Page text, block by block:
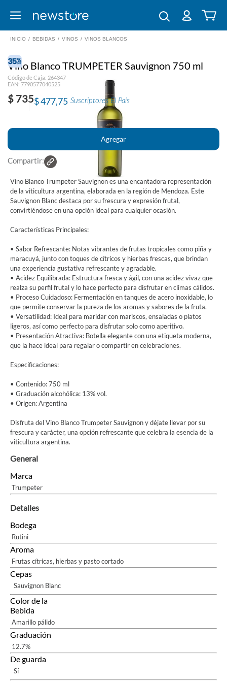
INICIO / BEBIDAS / VINOS / VINOS BLANCOS
Vino Blanco TRUMPETER Sauvignon 750 ml
Código de Caja: 264347
EAN: 7790577040525
$ 735 Suscriptores El País
$ 477,75
Compartir:
Vino Blanco Trumpeter Sauvignon es una encantadora representación
de la viticultura argentina, elaborada en la región de Mendoza. Este
Sauvignon Blanc destaca por su frescura y expresión frutal,
convirtiéndose en una opción ideal para cualquier ocasión.
Características Principales:
• Sabor Refrescante: Notas vibrantes de frutas tropicales como piña y
maracuyá, junto con toques de cítricos y hierbas frescas, que brindan
una experiencia gustativa refrescante y agradable.
• Acidez Equilibrada: Estructura fresca y ágil, con una acidez vivaz que
realza su perfil frutal y lo hace perfecto para disfrutar en climas cálidos.
• Proceso Cuidadoso: Fermentación en tanques de acero inoxidable, lo
que permite conservar la pureza de los aromas y sabores de la fruta.
• Versatilidad: Ideal para maridar con mariscos, ensaladas o platos
ligeros, así como perfecto para disfrutar solo como aperitivo.
• Presentación Atractiva: Botella elegante con una etiqueta moderna,
que la hace ideal para regalar o compartir en celebraciones.
Especificaciones:
• Contenido: 750 ml
• Graduación alcohólica: 13% vol.
• Origen: Argentina
Disfruta del Vino Blanco Trumpeter Sauvignon y déjate llevar por su
frescura y carácter, una opción refrescante que celebra la esencia de la
viticultura argentina.
General
Marca
Trumpeter
Detalles
Bodega
Rutini
Aroma
Frutas cítricas, hierbas y pasto cortado
Cepas
Sauvignon Blanc
Color de la
Bebida
Amarillo pálido
Graduación
12.7%
De guarda
Sí